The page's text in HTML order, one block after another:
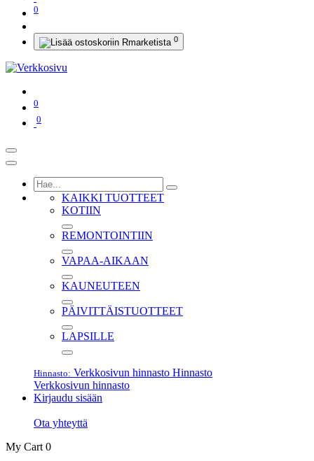
0
0
0
0
KAIKKI TUOTTEET
KOTIIN
REMONTOINTIIN
VAPAA-AIKAAN
KAUNEUTEEN
PÄIVITTÄISTUOTTEET
LAPSILLE
Hinnasto: Verkkosivun hinnasto Hinnasto
Verkkosivun hinnasto
Kirjaudu sisään
Ota yhteyttä
My Cart 0